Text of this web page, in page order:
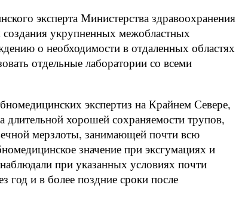
эксперта Министерства здравоохранения
укрупненных межобластных
о необходимости в отдаленных областях
отдельные лаборатории со всеми
экспертиз на Крайнем Севере,
хорошей сохраняемости трупов,
мерзлоты, занимающей почти всю
значение при эксгумациях и
при указанных условиях почти
год и в более поздние сроки после